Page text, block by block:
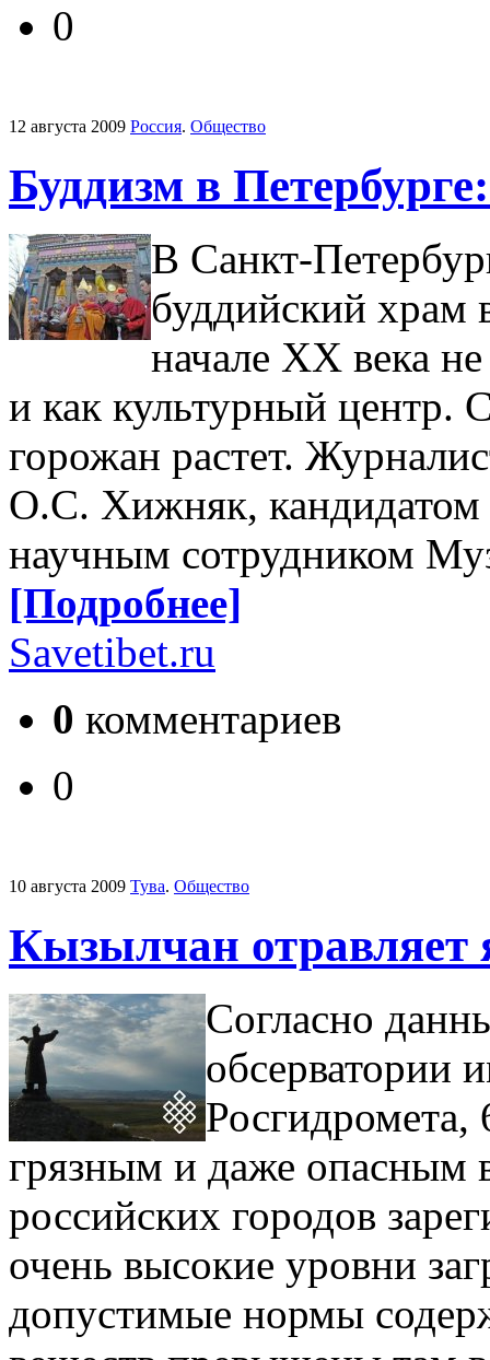
0
12 августа 2009 Россия. Общество
Буддизм в
В Санкт-
буддийский храм
начале ХХ века
и как культурный центр.
горожан растет.
О.С. Хижняк,
научным сотрудником
[Подробнее]
Savetibet.ru
0 комментариев
0
10 августа 2009 Тува. Общество
Кызылчан отравляет
Согласно
обсерватории
грязным и даже опасным
российских городов
очень высокие уровни
допустимые нормы